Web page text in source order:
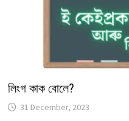
লিংগ কাক বোলে?
31 December, 2023